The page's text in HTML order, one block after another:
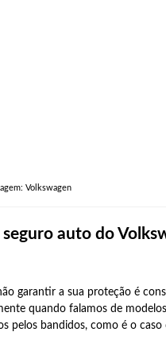
Volkswagen
auto do
garantir a sua proteção é
quando falamos de
pelos bandidos, como é o caso